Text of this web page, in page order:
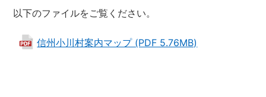
以下のファイルをご覧ください。
信州小川村案内マップ (PDF 5.76MB)